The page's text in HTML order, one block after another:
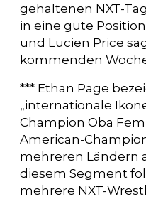
gehaltenen NXT-
in eine gute
und Lucien Price
kommenden
*** Ethan Page
„internationale
Champion Oba
American-
mehreren Ländern
diesem Segment
mehrere NXT-